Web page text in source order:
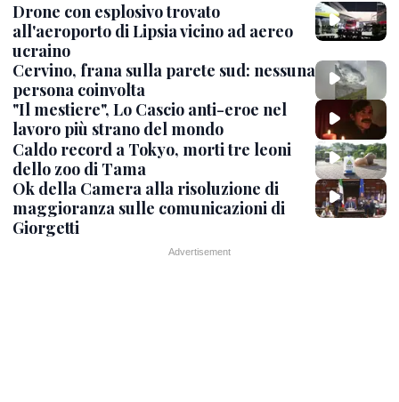
Drone con esplosivo trovato
all'aeroporto di Lipsia vicino ad aereo
ucraino
Cervino, frana sulla parete sud: nessuna
persona coinvolta
"Il mestiere", Lo Cascio anti-eroe nel
lavoro più strano del mondo
Caldo record a Tokyo, morti tre leoni
dello zoo di Tama
Ok della Camera alla risoluzione di
maggioranza sulle comunicazioni di
Giorgetti